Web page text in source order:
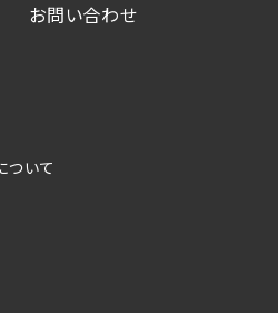
お問い合わせ
ついて